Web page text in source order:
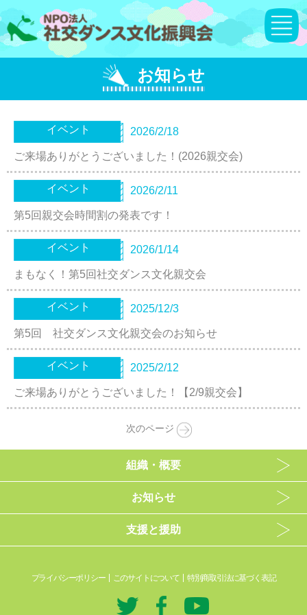
お知らせ
イベント 2026/2/18
ご来場ありがとうございました！(2026親交会)
イベント 2026/2/11
第5回親交会時間割の発表です！
イベント 2026/1/14
まもなく！第5回社交ダンス文化親交会
イベント 2025/12/3
第5回 社交ダンス文化親交会のお知らせ
イベント 2025/2/12
ご来場ありがとうございました！【2/9親交会】
次のページ
組織・概要
お知らせ
支援と援助
プライバシーポリシー このサイトについて 特別商取引法に基づく表記